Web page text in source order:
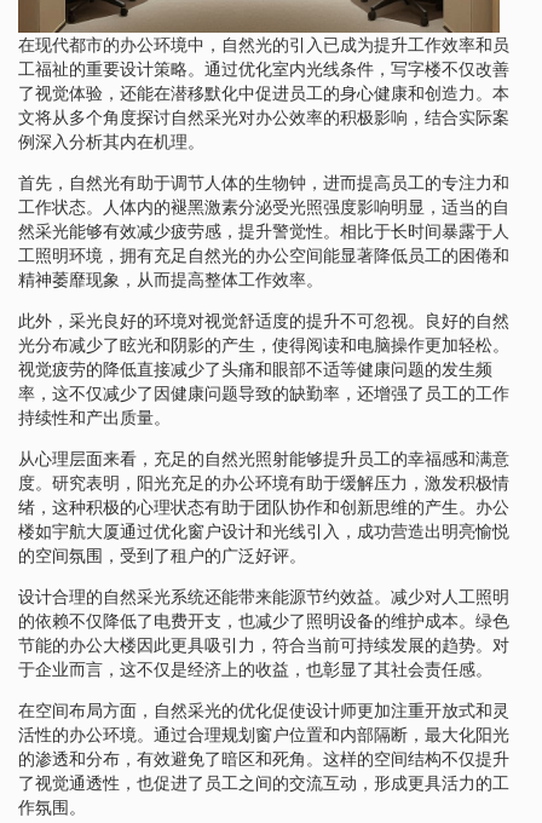
在现代都市的办公环境中，自然光的引入已成为提升工作效率和员
工福祉的重要设计策略。通过优化室内光线条件，写字楼不仅改善
了视觉体验，还能在潜移默化中促进员工的身心健康和创造力。本
文将从多个角度探讨自然采光对办公效率的积极影响，结合实际案
例深入分析其内在机理。
首先，自然光有助于调节人体的生物钟，进而提高员工的专注力和
工作状态。人体内的褪黑激素分泌受光照强度影响明显，适当的自
然采光能够有效减少疲劳感，提升警觉性。相比于长时间暴露于人
工照明环境，拥有充足自然光的办公空间能显著降低员工的困倦和
精神萎靡现象，从而提高整体工作效率。
此外，采光良好的环境对视觉舒适度的提升不可忽视。良好的自然
光分布减少了眩光和阴影的产生，使得阅读和电脑操作更加轻松。
视觉疲劳的降低直接减少了头痛和眼部不适等健康问题的发生频
率，这不仅减少了因健康问题导致的缺勤率，还增强了员工的工作
持续性和产出质量。
从心理层面来看，充足的自然光照射能够提升员工的幸福感和满意
度。研究表明，阳光充足的办公环境有助于缓解压力，激发积极情
绪，这种积极的心理状态有助于团队协作和创新思维的产生。办公
楼如宇航大厦通过优化窗户设计和光线引入，成功营造出明亮愉悦
的空间氛围，受到了租户的广泛好评。
设计合理的自然采光系统还能带来能源节约效益。减少对人工照明
的依赖不仅降低了电费开支，也减少了照明设备的维护成本。绿色
节能的办公大楼因此更具吸引力，符合当前可持续发展的趋势。对
于企业而言，这不仅是经济上的收益，也彰显了其社会责任感。
在空间布局方面，自然采光的优化促使设计师更加注重开放式和灵
活性的办公环境。通过合理规划窗户位置和内部隔断，最大化阳光
的渗透和分布，有效避免了暗区和死角。这样的空间结构不仅提升
了视觉通透性，也促进了员工之间的交流互动，形成更具活力的工
作氛围。